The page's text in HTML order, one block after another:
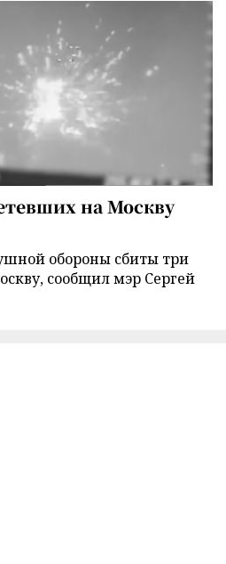
на Москву
обороны сбиты три
сообщил мэр Сергей